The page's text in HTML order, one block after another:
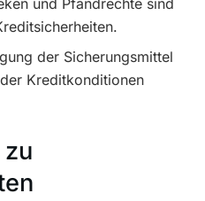
und Pfandrechte sind
der Sicherungsmittel
Kreditkonditionen